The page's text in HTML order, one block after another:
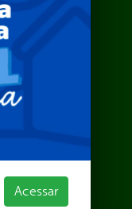
Acessar